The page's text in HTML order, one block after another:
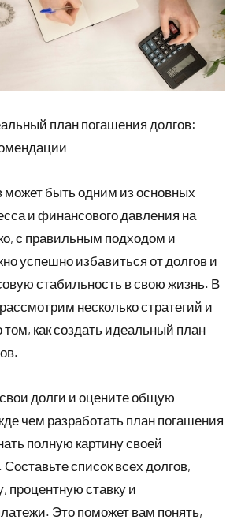
план погашения долгов:
может быть одним из основных
и финансового давления на
с правильным подходом и
успешно избавиться от долгов и
стабильность в свою жизнь. В
несколько стратегий и
как создать идеальный план
долги и оцените общую
чем разработать план погашения
полную картину своей
список всех долгов,
процентную ставку и
Это поможет вам понять,